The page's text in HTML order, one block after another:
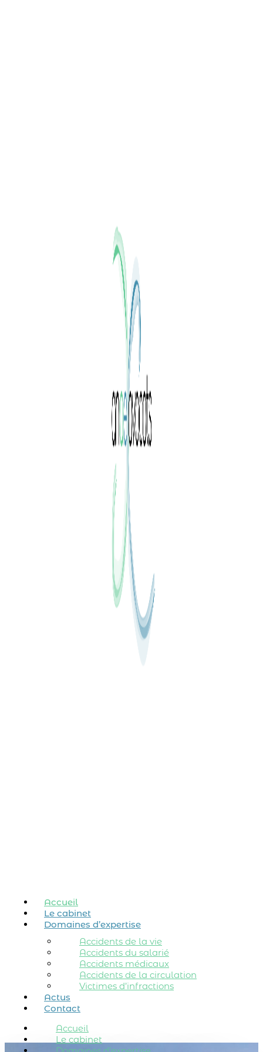
Accueil
Le cabinet
Domaines d’expertise
Accidents de la vie
Accidents du salarié
Accidents médicaux
Accidents de la circulation
Victimes d’infractions
Actus
Contact
Accueil
Le cabinet